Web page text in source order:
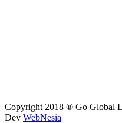
Copyright 2018 ® Go Global
Dev WebNesia